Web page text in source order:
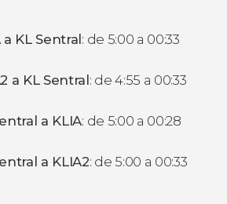
KL Sentral: de 5:00 a 00:33
a KL Sentral: de 4:55 a 00:33
a KLIA: de 5:00 a 00:28
a KLIA2: de 5:00 a 00:33